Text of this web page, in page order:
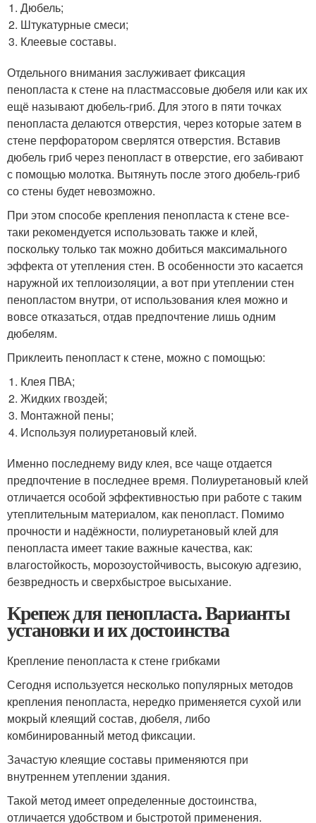
Дюбель;
Штукатурные смеси;
Клеевые составы.
Отдельного внимания заслуживает фиксация
пенопласта к стене на пластмассовые дюбеля или как их
ещё называют дюбель-гриб. Для этого в пяти точках
пенопласта делаются отверстия, через которые затем в
стене перфоратором сверлятся отверстия. Вставив
дюбель гриб через пенопласт в отверстие, его забивают
с помощью молотка. Вытянуть после этого дюбель-гриб
со стены будет невозможно.
При этом способе крепления пенопласта к стене все-
таки рекомендуется использовать также и клей,
поскольку только так можно добиться максимального
эффекта от утепления стен. В особенности это касается
наружной их теплоизоляции, а вот при утеплении стен
пенопластом внутри, от использования клея можно и
вовсе отказаться, отдав предпочтение лишь одним
дюбелям.
Приклеить пенопласт к стене, можно с помощью:
Клея ПВА;
Жидких гвоздей;
Монтажной пены;
Используя полиуретановый клей.
Именно последнему виду клея, все чаще отдается
предпочтение в последнее время. Полиуретановый клей
отличается особой эффективностью при работе с таким
утеплительным материалом, как пенопласт. Помимо
прочности и надёжности, полиуретановый клей для
пенопласта имеет такие важные качества, как:
влагостойкость, морозоустойчивость, высокую адгезию,
безвредность и сверхбыстрое высыхание.
Крепеж для пенопласта. Варианты
установки и их достоинства
Крепление пенопласта к стене грибками
Сегодня используется несколько популярных методов
крепления пенопласта, нередко применяется сухой или
мокрый клеящий состав, дюбеля, либо
комбинированный метод фиксации.
Зачастую клеящие составы применяются при
внутреннем утеплении здания.
Такой метод имеет определенные достоинства,
отличается удобством и быстротой применения.